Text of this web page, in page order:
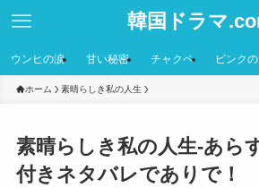
韓国ドラマ
ウンヒの涙 甘い秘密 チャクペ ピンク
ホーム 素晴らしき私の人生
素晴らしき私の人生-あら
付きネタバレでありで！